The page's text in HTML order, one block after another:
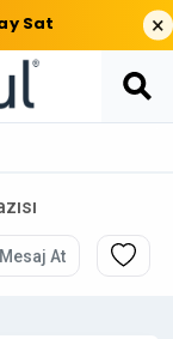
Sat ×
Mesaj At